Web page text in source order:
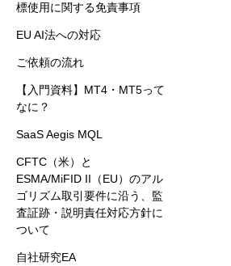
標使用に関する免責事項
EU AI法への対応
ご依頼の流れ
【入門資料】MT4・MT5って
なに？
SaaS Aegis MQL
CFTC（米）と
ESMA/MiFID II（EU）のアル
ゴリズム取引要件に沿う、監
査証跡・説明責任対応方針に
ついて
自社研究EA